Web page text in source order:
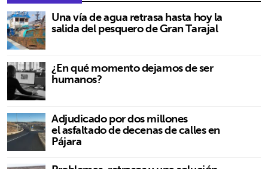
Una vía de agua retrasa hasta hoy la
salida del pesquero de Gran Tarajal
¿En qué momento dejamos de ser
humanos?
Adjudicado por dos millones
el asfaltado de decenas de calles en
Pájara